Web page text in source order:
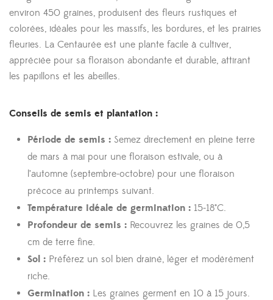
environ 450 graines, produisent des fleurs rustiques et
colorées, idéales pour les massifs, les bordures, et les prairies
fleuries. La Centaurée est une plante facile à cultiver,
appréciée pour sa floraison abondante et durable, attirant
les papillons et les abeilles.
Conseils de semis et plantation :
Période de semis : Semez directement en pleine terre
de mars à mai pour une floraison estivale, ou à
l’automne (septembre-octobre) pour une floraison
précoce au printemps suivant.
Température idéale de germination : 15-18°C.
Profondeur de semis : Recouvrez les graines de 0,5
cm de terre fine.
Sol : Préférez un sol bien drainé, léger et modérément
riche.
Germination : Les graines germent en 10 à 15 jours.